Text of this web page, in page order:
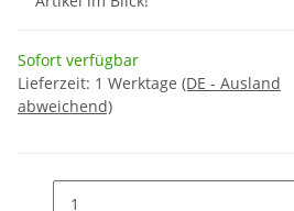
Sofort verfügbar
Lieferzeit: 1 Werktage (DE - Ausland
abweichend)